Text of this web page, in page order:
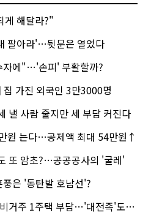
게 해달라?"
팔아라'…뒷문은 열었다
자에"…'손피' 부활할까?
가진 외국인 3만3000명
낼 사람 줄지만 세 부담 커진다
원 는다…공제액 최대 54만원↑
또 암초?…공공공사의 '굴레'
은 '동탄발 호남선'?
주 1주택 부담…'대전족'도 불똥